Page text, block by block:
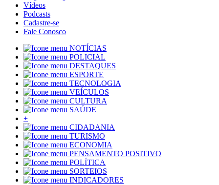
Vídeos
Podcasts
Cadastre-se
Fale Conosco
NOTÍCIAS
POLICIAL
DESTAQUES
ESPORTE
TECNOLOGIA
VEÍCULOS
CULTURA
SAÚDE
+
CIDADANIA
TURISMO
ECONOMIA
PENSAMENTO POSITIVO
POLÍTICA
SORTEIOS
INDICADORES